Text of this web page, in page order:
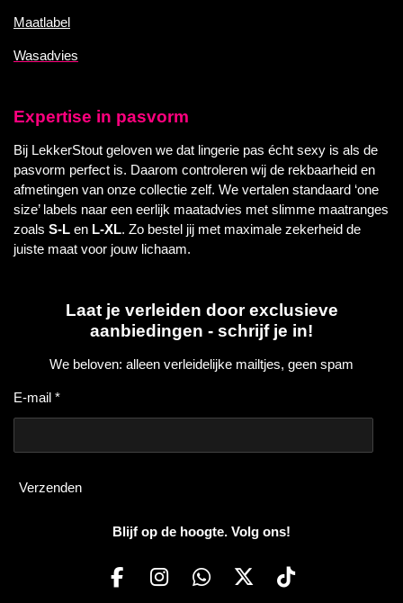
Maatlabel
Wasadvies
Expertise in pasvorm
Bij LekkerStout geloven we dat lingerie pas écht sexy is als de
pasvorm perfect is. Daarom controleren wij de rekbaarheid en
afmetingen van onze collectie zelf. We vertalen standaard ‘one
size’ labels naar een eerlijk maatadvies met slimme maatranges
zoals S-L en L-XL. Zo bestel jij met maximale zekerheid de
juiste maat voor jouw lichaam.
Laat je verleiden door exclusieve
aanbiedingen - schrijf je in!
We beloven: alleen verleidelijke mailtjes, geen spam
E-mail *
Verzenden
Blijf op de hoogte. Volg ons!
F
I
W
X
T